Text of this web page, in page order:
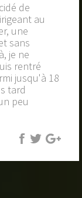
de
au
une
sans
je ne
rentré
jusqu'à 18
tard
peu